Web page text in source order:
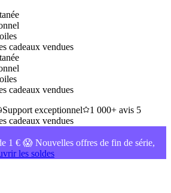
cadeaux vendues
cadeaux vendues
Support exceptionnel
1 000+ avis 5
cadeaux vendues
1 € 😱 Nouvelles offres de fin de série,
les soldes